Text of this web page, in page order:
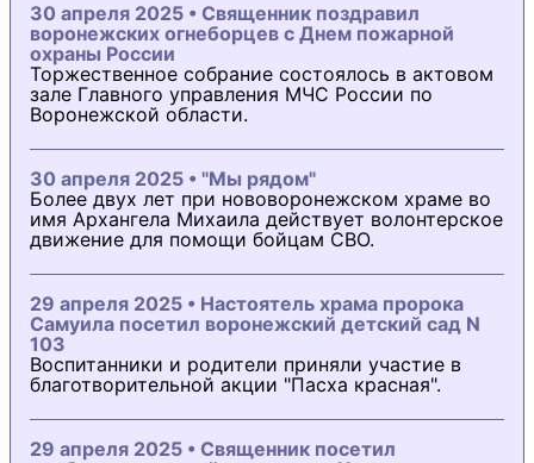
30 апреля 2025 • Священник поздравил
воронежских огнеборцев с Днем пожарной
охраны России
Торжественное собрание состоялось в актовом
зале Главного управления МЧС России по
Воронежской области.
30 апреля 2025 • "Мы рядом"
Более двух лет при нововоронежском храме во
имя Архангела Михаила действует волонтерское
движение для помощи бойцам СВО.
29 апреля 2025 • Настоятель храма пророка
Самуила посетил воронежский детский сад N
103
Воспитанники и родители приняли участие в
благотворительной акции "Пасха красная".
29 апреля 2025 • Священник посетил